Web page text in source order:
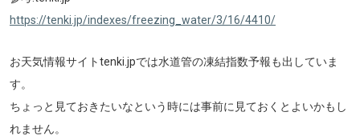
https://tenki.jp/indexes/freezing_water/3/16/4410/
お天気情報サイトtenki.jpでは水道管の凍結指数予報も出していま
す。
ちょっと見ておきたいなという時には事前に見ておくとよいかもし
れません。